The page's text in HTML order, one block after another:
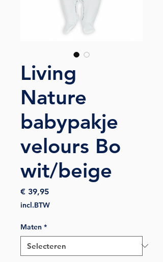
Living
Nature
babypakje
velours Bo
wit/beige
€ 39,95Prijs
incl.BTW
Maten *